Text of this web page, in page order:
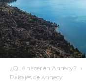
¿Qué hacer en Annecy?
Paisajes de Annecy